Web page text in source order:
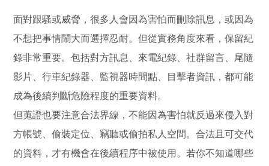
面對跟騷或威脅，很多人會因為害怕而刪除訊息，或因為
不想把事情鬧大而選擇忍耐。但從實務角度來看，保留紀
錄非常重要。包括對方訊息、來電紀錄、社群留言、尾隨
影片、行車紀錄器、監視器時間點、目擊者資訊，都可能
成為後續判斷危險程度的重要資料。
但蒐證也要注意合法界線，不能因為害怕就反過來侵入對
方帳號、偷裝定位、竊聽或偷拍私人空間。合法且可交代
的資料，才有機會在後續程序中被使用。若你不知道哪些